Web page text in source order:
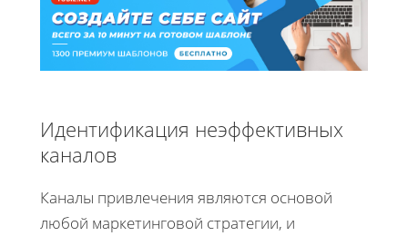
Идентификация неэффективных
каналов
Каналы привлечения являются основой
любой маркетинговой стратегии, и